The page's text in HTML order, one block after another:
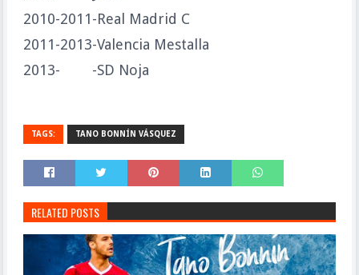
2010-2011-Real Madrid C
2011-2013-Valencia Mestalla
2013- -SD Noja
TAGS: TANO BONNÍN VÁSQUEZ
RELATED POSTS